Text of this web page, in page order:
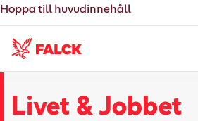
Hoppa till huvudinnehåll
Livet & Jobbet